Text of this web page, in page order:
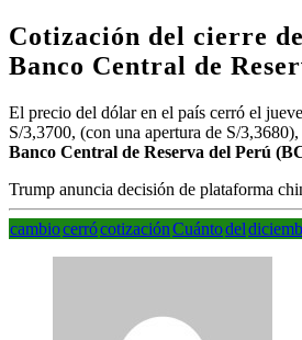
Cotización del cierre
Banco Central de
El precio del dólar en el país cerró el
S/3,3700, (con una apertura de S/
Banco Central de Reserva del Perú
Trump anuncia decisión de plataforma
cambiocerrócotizaciónCuántodel